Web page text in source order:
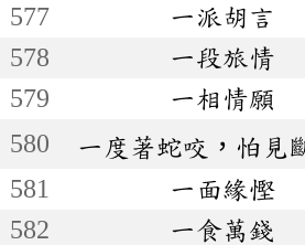
577
一派胡言
578
一段旅情
579
一相情願
580
一度著蛇咬，怕見
581
一面緣慳
582
一食萬錢